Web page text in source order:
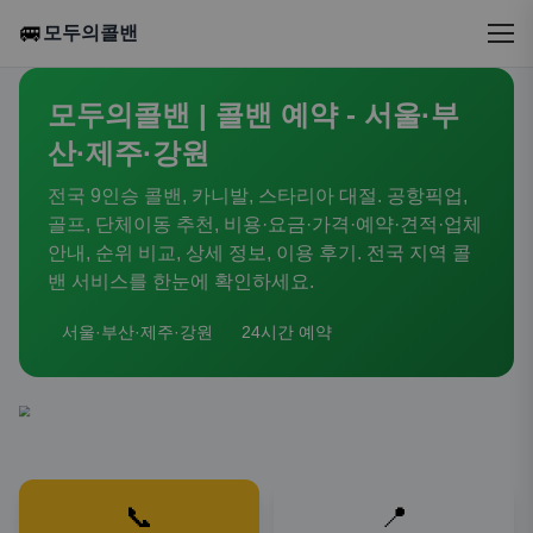
🚐 모두의콜밴
모두의콜밴 | 콜밴 예약 - 서울·부
산·제주·강원
전국 9인승 콜밴, 카니발, 스타리아 대절. 공항픽업,
골프, 단체이동 추천, 비용·요금·가격·예약·견적·업체
안내, 순위 비교, 상세 정보, 이용 후기. 전국 지역 콜
밴 서비스를 한눈에 확인하세요.
서울·부산·제주·강원 24시간 예약
📞 📍